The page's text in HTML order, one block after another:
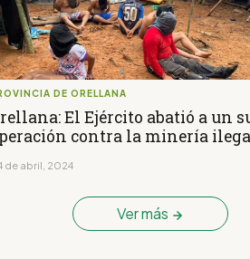
DE ORELLANA
El Ejército abatió a un
contra la minería
de abril, 2024
Ver más